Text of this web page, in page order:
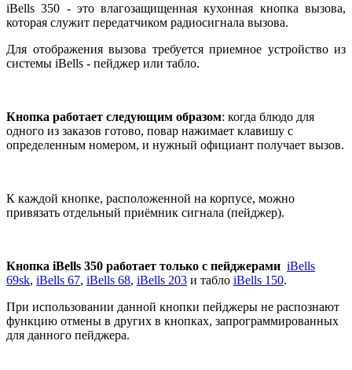
iBells 350 - это влагозащищенная кухонная кнопка вызова,
которая служит передатчиком радиосигнала вызова.
Для отображения вызова требуется приемное устройство из
системы iBells - пейджер или табло.
Кнопка работает следующим образом: когда блюдо для
одного из заказов готово, повар нажимает клавишу с
определенным номером, и нужный официант получает вызов.
К каждой кнопке, расположенной на корпусе, можно
привязать отдельный приёмник сигнала (пейджер).
Кнопка iBells 350 работает только с пейджерами iBells
69sk, iBells 67, iBells 68, iBells 203 и табло iBells 150.
При использовании данной кнопки пейджеры не распознают
функцию отмены в других в кнопках, запрограммированных
для данного пейджера.